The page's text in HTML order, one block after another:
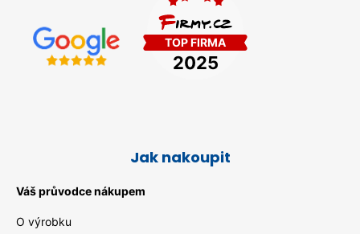
Jak nakoupit
Váš průvodce nákupem
O výrobku